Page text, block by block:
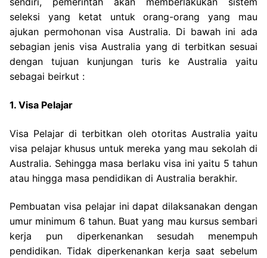
seleksi yang ketat untuk orang-orang yang mau
ajukan permohonan visa Australia. Di bawah ini ada
sebagian jenis visa Australia yang di terbitkan sesuai
dengan tujuan kunjungan turis ke Australia yaitu
sebagai beirkut :
1. Visa Pelajar
Visa Pelajar di terbitkan oleh otoritas Australia yaitu
visa pelajar khusus untuk mereka yang mau sekolah di
Australia. Sehingga masa berlaku visa ini yaitu 5 tahun
atau hingga masa pendidikan di Australia berakhir.
Pembuatan visa pelajar ini dapat dilaksanakan dengan
umur minimum 6 tahun. Buat yang mau kursus sembari
kerja pun diperkenankan sesudah menempuh
pendidikan. Tidak diperkenankan kerja saat sebelum